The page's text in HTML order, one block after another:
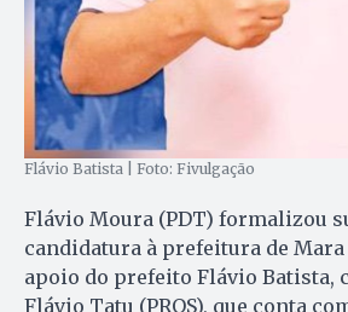
Flávio Batista | Foto: Fivulgação
Flávio Moura (PDT) formalizou
candidatura à prefeitura de Mara
apoio do prefeito Flávio Batista,
Flávio Tatu (PROS), que conta